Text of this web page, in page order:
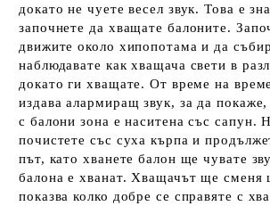
докато не чуете весел звук. Това е
започнете да хващате балоните.
движите около хипопотама и да
наблюдавате как хващача свети в
докато ги хващате. От време на
издава алармиращ звук, за да покаже,
с балони зона е наситена със сапун.
почистете със суха кърпа и
път, като хванете балон ще чувате
балона е хванат. Хващачът ще сменя
показва колко добре се справяте с